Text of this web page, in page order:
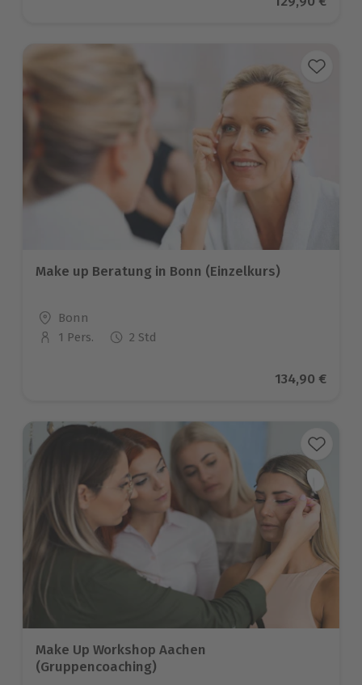
Make up Beratung in Bonn (Einzelkurs)
Standort
Bonn
Anzahl der Teilnehmer
1 Pers. 2 Std
Aktueller
134,90 €
Make Up Workshop Aachen
(Gruppencoaching)